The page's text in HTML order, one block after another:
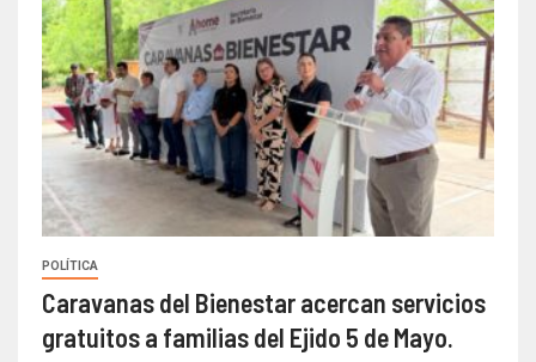
POLÍTICA
Caravanas del Bienestar acercan servicios
gratuitos a familias del Ejido 5 de Mayo.